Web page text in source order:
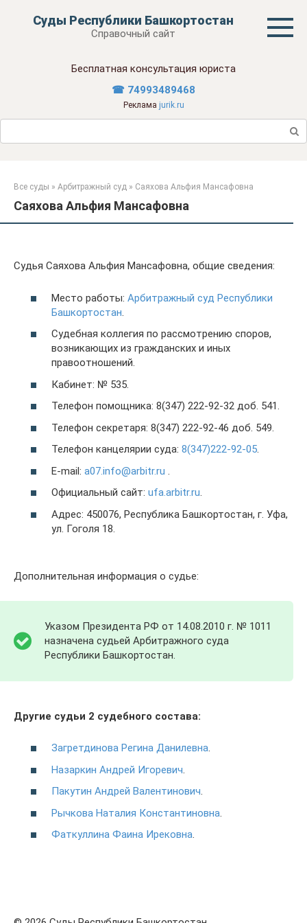
Суды Республики Башкортостан
Справочный сайт
Бесплатная консультация юриста
☎ 74993489468
Реклама jurik.ru
Поиск:
Все суды » Арбитражный суд » Саяхова Альфия Мансафовна
Саяхова Альфия Мансафовна
Судья Саяхова Альфия Мансафовна, общие сведения:
Место работы: Арбитражный суд Республики
Башкортостан
Судебная коллегия по рассмотрению споров,
возникающих из гражданских и иных
правоотношений.
Кабинет: № 535.
Телефон помощника: 8(347) 222-92-32 доб. 541.
Телефон секретаря: 8(347) 222-92-46 доб. 549.
Телефон канцелярии суда: 8(347)222-92-05.
E-mail: a07.info@arbitr.ru
Официальный сайт: ufa.arbitr.ru.
Адрес: 450076, Республика Башкортостан, г. Уфа,
ул. Гоголя 18.
Дополнительная информация о судье:
Указом Президента РФ от 14.08.2010 г. № 1011
назначена судьей Арбитражного суда
Республики Башкортостан.
Другие судьи 2 судебного состава:
Загретдинова Регина Данилевна.
Назаркин Андрей Игоревич
Пакутин Андрей Валентинович.
Рычкова Наталия Константиновна
Фаткуллина Фаина Ирековна.